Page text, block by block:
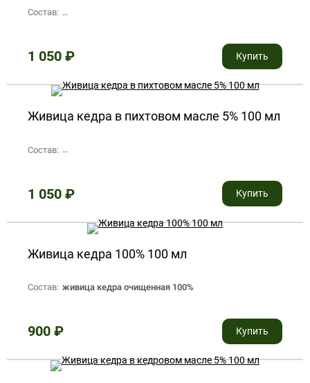
Состав: живица кедра очищенная 20%, эфирное пихтовое масло
1 050 ₽ Купить
Живица кедра в пихтовом масле 5% 100 мл
Состав: живица кедра очищенная 5%, эфирное пихтовое масло
1 050 ₽ Купить
Живица кедра 100% 100 мл
Состав: живица кедра очищенная 100%
900 ₽ Купить